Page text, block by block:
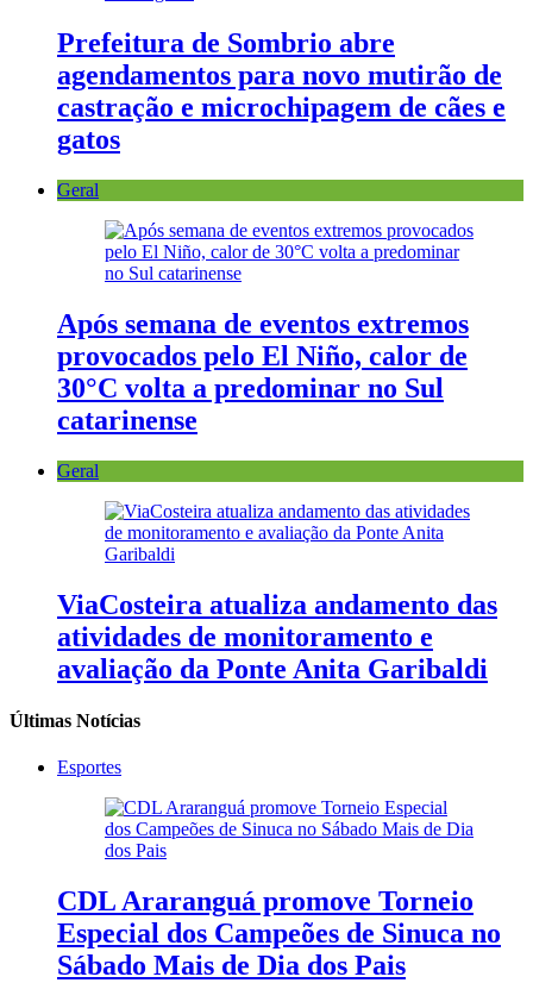
Prefeitura de Sombrio abre
agendamentos para novo mutirão de
castração e microchipagem de cães e
gatos
Geral
Após semana de eventos extremos
provocados pelo El Niño, calor de
30°C volta a predominar no Sul
catarinense
Geral
ViaCosteira atualiza andamento das
atividades de monitoramento e
avaliação da Ponte Anita Garibaldi
Últimas Notícias
Esportes
CDL Araranguá promove Torneio
Especial dos Campeões de Sinuca no
Sábado Mais de Dia dos Pais